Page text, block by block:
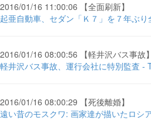
2016/01/16 11:00:06 【全面刷新】
起亜自動車、セダン「Ｋ７」を７年ぶ
2016/01/16 08:00:56 【軽井沢バス事故】
軽井沢バス事故、運行会社に特別監査 -
2016/01/16 08:00:29 【死後離婚】
遠い昔のモスクワ: 画家達が描いたロシ